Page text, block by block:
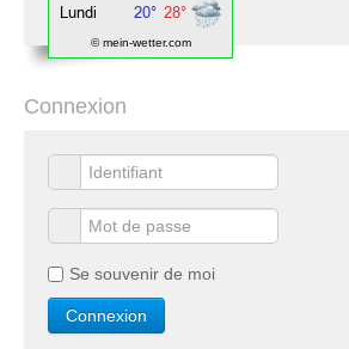
© mein-wetter.com
Connexion
Se souvenir de moi